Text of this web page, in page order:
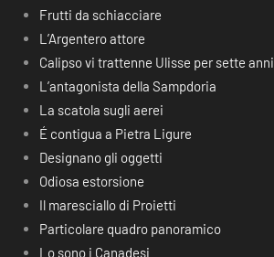
Frutti da schiacciare
L’Argentero attore
Calipso vi trattenne Ulisse per sette anni
L’antagonista della Sampdoria
La scatola sugli aerei
É contigua a Pietra Ligure
Designano gli oggetti
Odiosa estorsione
Il maresciallo di Proietti
Particolare quadro panoramico
Lo sono i Canadesi